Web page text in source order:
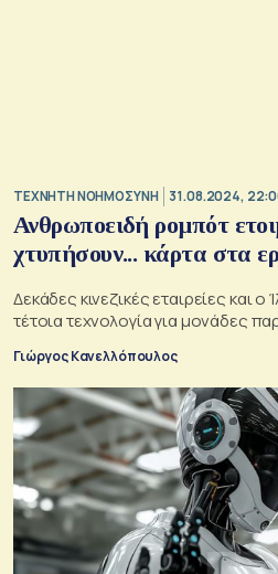
TΕΧΝΗΤΗ ΝΟΗΜΟΣΥΝΗ 31.08.2024,
Ανθρωποειδή ρομπότ
χτυπήσουν... κάρτα στα
Δεκάδες κινεζικές εταιρείες και
τέτοια τεχνολογία για μονάδες
Γιώργος Κανελλόπουλος